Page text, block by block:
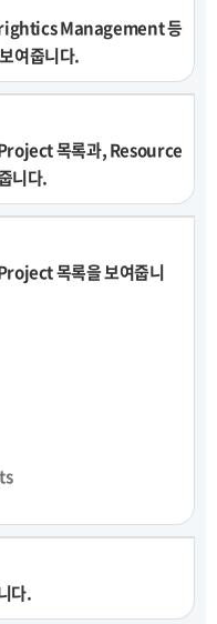
Management 등
여줍니다.
목록과, Resource
니다.
목록을 보여줍니
다.